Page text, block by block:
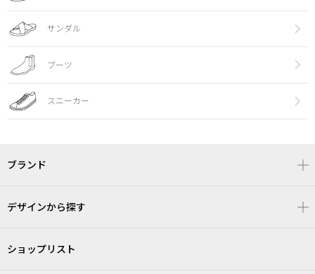
サンダル
ブーツ
スニーカー
ブランド
デザインから探す
ショップリスト